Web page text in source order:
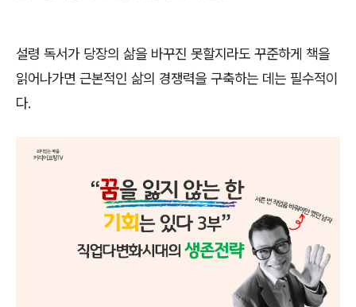
설령 독서가 당장의 삶을 바꾸진 못할지라도 꾸준하게 책을
읽어나가면 근본적인 삶의 경쟁력을 구축하는 데는 필수적이
다.